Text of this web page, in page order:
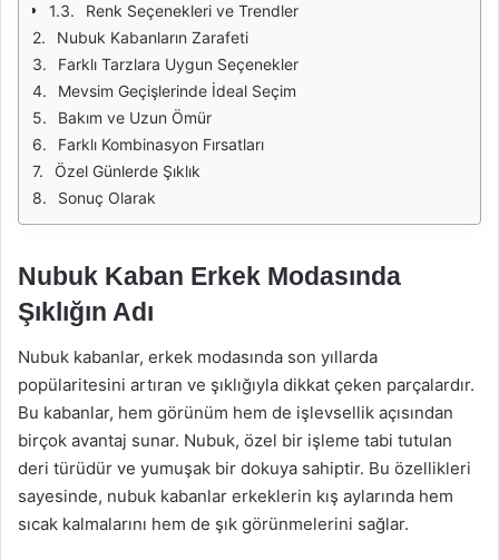
Renk Seçenekleri ve Trendler
Nubuk Kabanların Zarafeti
Farklı Tarzlara Uygun Seçenekler
Mevsim Geçişlerinde İdeal Seçim
Bakım ve Uzun Ömür
Farklı Kombinasyon Fırsatları
Özel Günlerde Şıklık
Sonuç Olarak
Nubuk Kaban Erkek Modasında
Şıklığın Adı
Nubuk kabanlar, erkek modasında son yıllarda
popülaritesini artıran ve şıklığıyla dikkat çeken parçalardır.
Bu kabanlar, hem görünüm hem de işlevsellik açısından
birçok avantaj sunar. Nubuk, özel bir işleme tabi tutulan
deri türüdür ve yumuşak bir dokuya sahiptir. Bu özellikleri
sayesinde, nubuk kabanlar erkeklerin kış aylarında hem
sıcak kalmalarını hem de şık görünmelerini sağlar.